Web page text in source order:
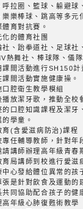
呼拉圈、籃球、躲避球
樂樂棒球、跳高等多元
體育對抗賽。
的體育社團
社、跆拳道社、足球社
熱舞社、棒球隊、儀隊
間活動進行SH150計
課間活動實施健康操。
腔衛生教學模組
播放潔牙歌，推動全校
的口腔知識課程及潔牙
學童。
(含愛滋病防治)課程
專任輔導教師，針對年
請講師辦理高年級青春
育局講師到校進行愛滋
心發給體位異常的孩
張是針對飲食及運動的
共同協助配合孩子的健
年級心肺復甦術教學